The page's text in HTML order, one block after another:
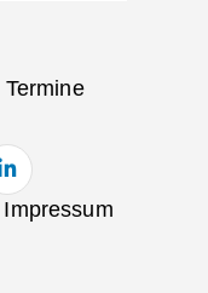
Termine
Impressum